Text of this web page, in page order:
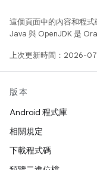
這個頁面中的內容和程式
Java 與 OpenJDK 是
上次更新時間：2026-
版本
Android 程式庫
相關規定
下載程式碼